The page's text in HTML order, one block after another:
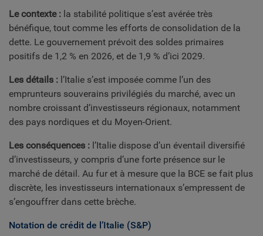
Le contexte : la stabilité politique s’est avérée très
bénéfique, tout comme les efforts de consolidation de la
dette. Le gouvernement prévoit des soldes primaires
positifs de 1,2 % en 2026, et de 1,9 % d’ici 2029.
Les détails : l’Italie s’est imposée comme l’un des
emprunteurs souverains privilégiés du marché, avec un
nombre croissant d’investisseurs régionaux, notamment
des pays nordiques et du Moyen-Orient.
Les conséquences : l’Italie dispose d’un éventail diversifié
d’investisseurs, y compris d’une forte présence sur le
marché de détail. Au fur et à mesure que la BCE se fait plus
discrète, les investisseurs internationaux s’empressent de
s’engouffrer dans cette brèche.
Notation de crédit de l’Italie (S&P)